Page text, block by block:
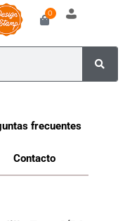
0
frecuentes
Contacto